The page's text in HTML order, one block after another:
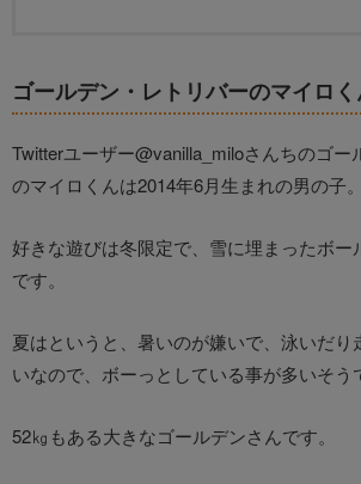
ゴールデン・レトリバーのマイロ
Twitterユーザー@vanilla_miloさんちのゴー
のマイロくんは2014年6月生まれの男の子。
好きな遊びは冬限定で、雪に埋まったボー
です。
夏はというと、暑いのが嫌いで、泳いだり
いなので、ボーっとしている事が多いそう
52㎏もある大きなゴールデンさんです。